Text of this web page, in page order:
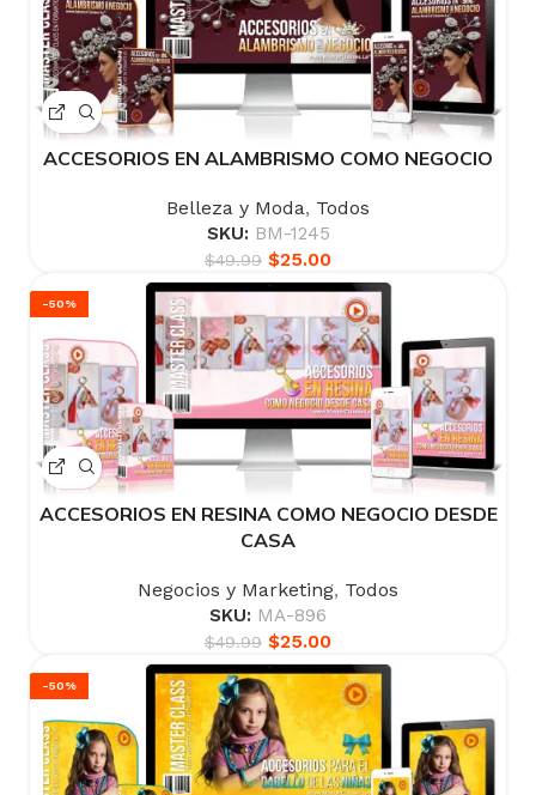
ACCESORIOS EN ALAMBRISMO COMO NEGOCIO
Belleza y Moda, Todos
SKU: BM-1245
$49.99 $25.00
-50%
ACCESORIOS EN RESINA COMO NEGOCIO DESDE
CASA
Negocios y Marketing, Todos
SKU: MA-896
$49.99 $25.00
-50%